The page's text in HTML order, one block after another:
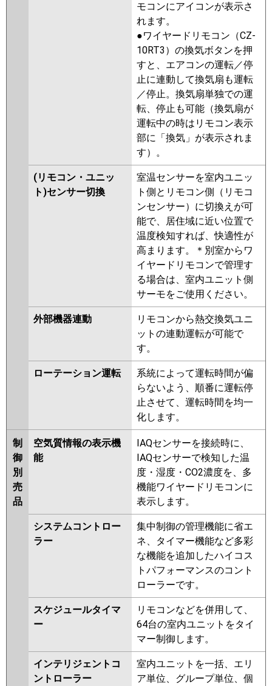
モコンにアイコンが表示さ
れます。
●ワイヤードリモコン（CZ-
10RT3）の換気ボタンを押
すと、エアコンの運転／停
止に連動して換気扇も運転
／停止。換気扇単独での運
転、停止も可能（換気扇が
運転中の時はリモコン表示
部に「換気」が表示されま
す）。
(リモコン・ユニッ
ト)センサー切換
室温センサーを室内ユニッ
ト側とリモコン側（リモコ
ンセンサー）に切換えが可
能で、居住域に近い位置で
温度検知すれば、快適性が
高まります。＊別室からワ
イヤードリモコンで管理す
る場合は、室内ユニット側
サーモをご使用ください。
外部機器連動
リモコンから熱交換気ユニ
ットの連動運転が可能で
す。
ローテーション運転
系統によって運転時間が偏
らないよう、順番に運転停
止させて、運転時間を均一
化します。
制
御
別
売
品
空気質情報の表示機
能
IAQセンサーを接続時に、
IAQセンサーで検知した温
度・湿度・CO2濃度を、多
機能ワイヤードリモコンに
表示します。
システムコントロー
ラー
集中制御の管理機能に省エ
ネ、タイマー機能など多彩
な機能を追加したハイコス
トパフォーマンスのコント
ローラーです。
スケジュールタイマ
ー
リモコンなどを併用して、
64台の室内ユニットをタイ
マー制御します。
インテリジェントコ
ントローラー
室内ユニットを一括、エリ
ア単位、グループ単位、個